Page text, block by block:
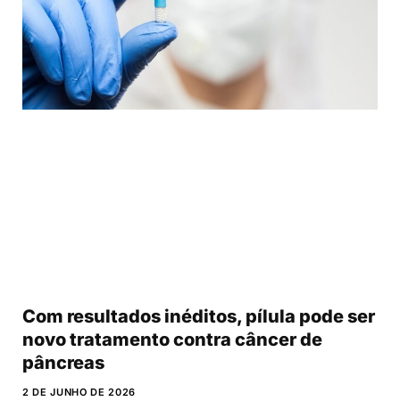
Com resultados inéditos, pílula pode ser
novo tratamento contra câncer de
pâncreas
2 DE JUNHO DE 2026